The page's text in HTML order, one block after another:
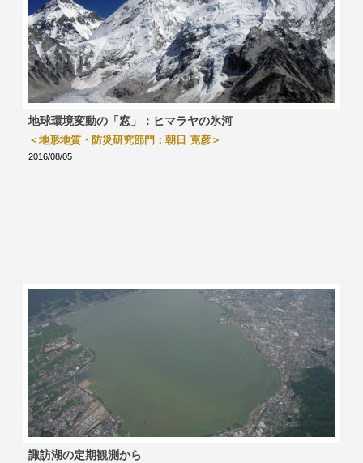
地球環境変動の「窓」：ヒマラヤの氷河
＜地形地質・防災研究部門：朝日 克彦＞
2016/08/05
諏訪湖の定期観測から